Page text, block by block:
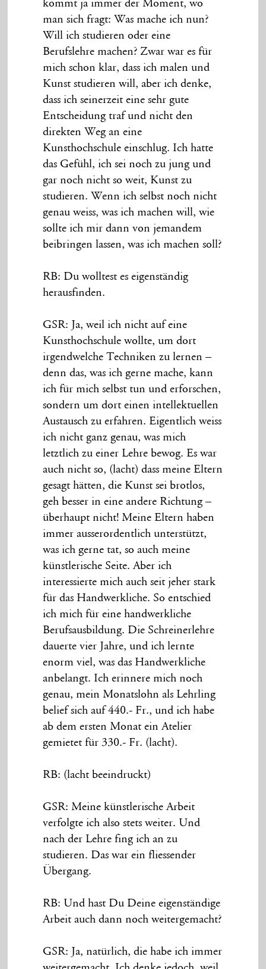
kommt ja immer der Moment, wo
man sich fragt: Was mache ich nun?
Will ich studieren oder eine
Berufslehre machen? Zwar war es für
mich schon klar, dass ich malen und
Kunst studieren will, aber ich denke,
dass ich seinerzeit eine sehr gute
Entscheidung traf und nicht den
direkten Weg an eine
Kunsthochschule einschlug. Ich hatte
das Gefühl, ich sei noch zu jung und
gar noch nicht so weit, Kunst zu
studieren. Wenn ich selbst noch nicht
genau weiss, was ich machen will, wie
sollte ich mir dann von jemandem
beibringen lassen, was ich machen soll?
RB: Du wolltest es eigenständig
herausfinden.
GSR: Ja, weil ich nicht auf eine
Kunsthochschule wollte, um dort
irgendwelche Techniken zu lernen –
denn das, was ich gerne mache, kann
ich für mich selbst tun und erforschen,
sondern um dort einen intellektuellen
Austausch zu erfahren. Eigentlich weiss
ich nicht ganz genau, was mich
letztlich zu einer Lehre bewog. Es war
auch nicht so, (lacht) dass meine Eltern
gesagt hätten, die Kunst sei brotlos,
geh besser in eine andere Richtung –
überhaupt nicht! Meine Eltern haben
immer ausserordentlich unterstützt,
was ich gerne tat, so auch meine
künstlerische Seite. Aber ich
interessierte mich auch seit jeher stark
für das Handwerkliche. So entschied
ich mich für eine handwerkliche
Berufsausbildung. Die Schreinerlehre
dauerte vier Jahre, und ich lernte
enorm viel, was das Handwerkliche
anbelangt. Ich erinnere mich noch
genau, mein Monatslohn als Lehrling
belief sich auf 440.- Fr., und ich habe
ab dem ersten Monat ein Atelier
gemietet für 330.- Fr. (lacht).
RB: (lacht beeindruckt)
GSR: Meine künstlerische Arbeit
verfolgte ich also stets weiter. Und
nach der Lehre fing ich an zu
studieren. Das war ein fliessender
Übergang.
RB: Und hast Du Deine eigenständige
Arbeit auch dann noch weitergemacht?
GSR: Ja, natürlich, die habe ich immer